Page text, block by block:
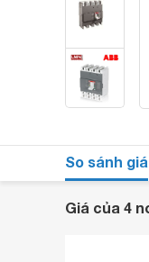
So sánh giá
Giá của 4